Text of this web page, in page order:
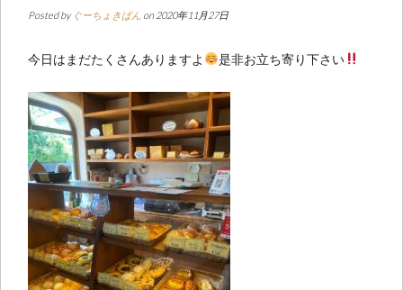
Posted by ぐーちょきぱん on 2020年11月27日
今日はまだたくさんありますよ 是非お立ち寄り下さい